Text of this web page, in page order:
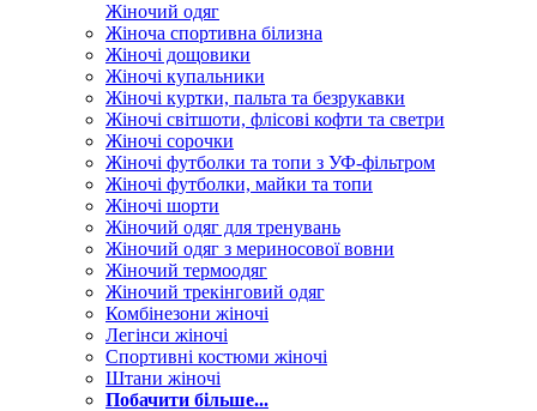
Жіночий одяг
Жіноча спортивна білизна
Жіночі дощовики
Жіночі купальники
Жіночі куртки, пальта та безрукавки
Жіночі світшоти, флісові кофти та светри
Жіночі сорочки
Жіночі футболки та топи з УФ-фільтром
Жіночі футболки, майки та топи
Жіночі шорти
Жіночий одяг для тренувань
Жіночий одяг з мериносової вовни
Жіночий термоодяг
Жіночий трекінговий одяг
Комбінезони жіночі
Легінси жіночі
Спортивні костюми жіночі
Штани жіночі
Побачити більше...